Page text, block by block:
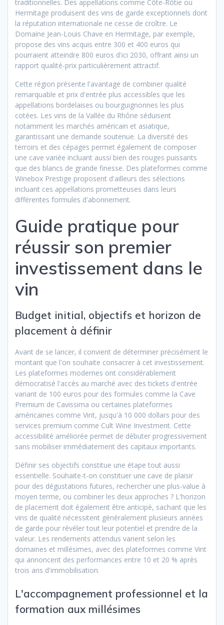
traditionnelles. Des appellations comme Côte-Rôtie ou
Hermitage produisent des vins de garde exceptionnels dont
la réputation internationale ne cesse de croître. Le
Domaine Jean-Louis Chave en Hermitage, par exemple,
propose des vins acquis entre 300 et 400 euros qui
pourraient atteindre 800 euros d'ici 2030, offrant ainsi un
rapport qualité-prix particulièrement attractif.
Cette région présente l'avantage de combiner qualité
remarquable et prix d'entrée plus accessibles que les
appellations bordelaises ou bourguignonnes les plus
cotées. Les vins de la Vallée du Rhône séduisent
notamment les marchés américain et asiatique,
garantissant une demande soutenue. La diversité des
terroirs et des cépages permet également de composer
une cave variée incluant aussi bien des rouges puissants
que des blancs de grande finesse. Des plateformes comme
Winebox Prestige proposent d'ailleurs des sélections
incluant ces appellations prometteuses dans leurs
différentes formules d'abonnement.
Guide pratique pour
réussir son premier
investissement dans le
vin
Budget initial, objectifs et horizon de
placement à définir
Avant de se lancer, il convient de déterminer précisément le
montant que l'on souhaite consacrer à cet investissement.
Les plateformes modernes ont considérablement
démocratisé l'accès au marché avec des tickets d'entrée
variant de 100 euros pour des formules comme la Cave
Premium de Cavissima ou certaines plateformes
américaines comme Vint, jusqu'à 10 000 dollars pour des
services premium comme Cult Wine Investment. Cette
accessibilité améliorée permet de débuter progressivement
sans mobiliser immédiatement des capitaux importants.
Définir ses objectifs constitue une étape tout aussi
essentielle. Souhaite-t-on constituer une cave de plaisir
pour des dégustations futures, rechercher une plus-value à
moyen terme, ou combiner les deux approches ? L'horizon
de placement doit également être anticipé, sachant que les
vins de qualité nécessitent généralement plusieurs années
de garde pour révéler tout leur potentiel et prendre de la
valeur. Les rendements attendus varient selon les
domaines et millésimes, avec des plateformes comme Vint
qui annoncent des performances entre 10 et 20 % après
trois ans d'immobilisation.
L'accompagnement professionnel et la
formation aux millésimes